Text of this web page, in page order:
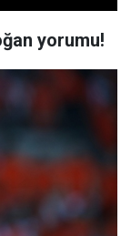
yorumu!